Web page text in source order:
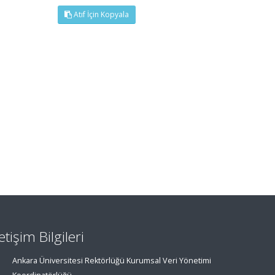
Atıf İçin Kopyala
Bilgileri
Ankara Üniversitesi Rektörlüğü Kurumsal Veri Yönetimi